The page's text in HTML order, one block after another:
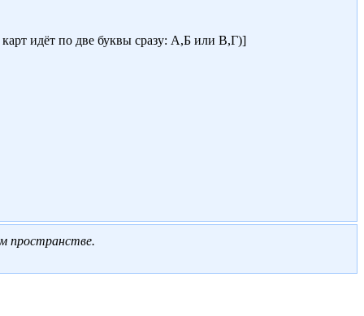
идёт по две буквы сразу: А,Б или В,Г)]
пространстве.